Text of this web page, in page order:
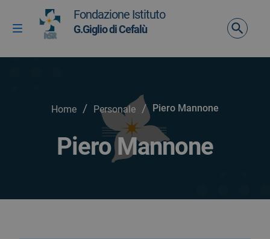
Vai ai contenuti
Vai al menu di navigazione
Vai al footer
Attiva / disattiva la navigazione
Fondazione Istituto
G.Giglio di Cefalù
Home / Personale / Piero Mannone
Piero Mannone